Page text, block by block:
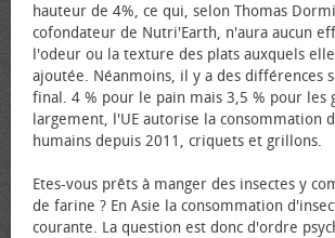
hauteur de 4%, ce qui, selon Thomas
cofondateur de Nutri'Earth, n'aura aucun
l'odeur ou la texture des plats auxquels
ajoutée. Néanmoins, il y a des différences
final. 4 % pour le pain mais 3,5 % pour les
largement, l'UE autorise la consommation
humains depuis 2011, criquets et grillons.
Etes-vous prêts à manger des insectes y
de farine ? En Asie la consommation
courante. La question est donc d'ordre